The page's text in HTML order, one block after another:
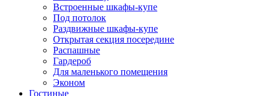
Встроенные шкафы-купе
Под потолок
Раздвижные шкафы-купе
Открытая секция посередине
Распашные
Гардероб
Для маленького помещения
Эконом
Гостиные